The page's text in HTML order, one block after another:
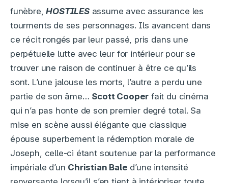
funèbre,HOSTILES assume avec assurance les
tourments de ses personnages. Ils avancent dans
ce récit rongés par leur passé, pris dans une
perpétuelle lutte avec leur for intérieur pour se
trouver une raison de continuer à être ce qu’ils
sont. L’une jalouse les morts, l’autre a perdu une
partie de son âme… Scott Cooper fait du cinéma
qui n’a pas honte de son premier degré total. Sa
mise en scène aussi élégante que classique
épouse superbement la rédemption morale de
Joseph, celle-ci étant soutenue par la performance
impériale d’un Christian Bale d’une intensité